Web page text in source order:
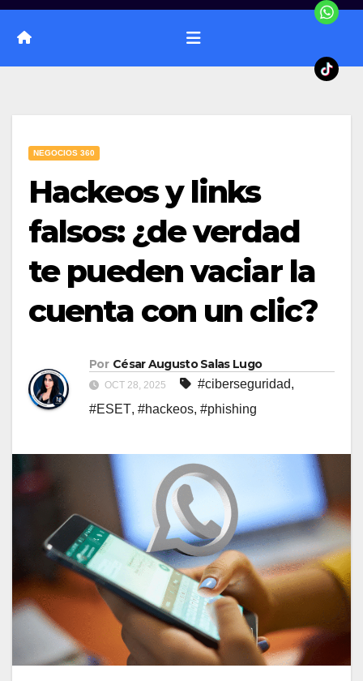
NEGOCIOS 360
Hackeos y links
falsos: ¿de verdad
te pueden vaciar la
cuenta con un clic?
Por César Augusto Salas Lugo
OCT 28, 2025 #ciberseguridad,
#ESET, #hackeos, #phishing